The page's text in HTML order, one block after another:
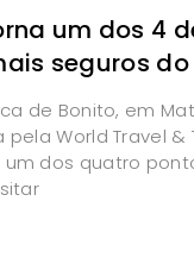
um dos 4
seguros
de Bonito, em
World Travel &
um dos quatro